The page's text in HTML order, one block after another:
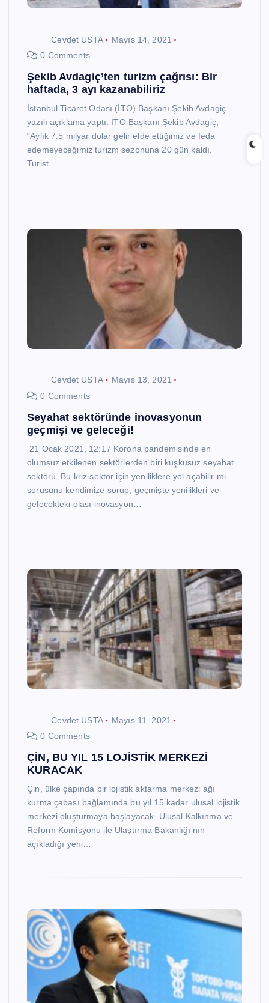
Cevdet USTA
Mayıs 14, 2021
0 Comments
Şekib Avdagiç’ten turizm çağrısı: Bir
haftada, 3 ayı kazanabiliriz
İstanbul Ticaret Odası (İTO) Başkanı Şekib Avdagiç
yazılı açıklama yaptı. İTO Başkanı Şekib Avdagiç,
“Aylık 7.5 milyar dolar gelir elde ettiğimiz ve feda
edemeyeceğimiz turizm sezonuna 20 gün kaldı.
Turist…
Cevdet USTA
Mayıs 13, 2021
0 Comments
Seyahat sektöründe inovasyonun
geçmişi ve geleceği!
21 Ocak 2021, 12:17 Korona pandemisinde en
olumsuz etkilenen sektörlerden biri kuşkusuz seyahat
sektörü. Bu kriz sektör için yeniliklere yol açabilir mi
sorusunu kendimize sorup, geçmişte yenilikleri ve
gelecekteki olası inovasyon…
Cevdet USTA
Mayıs 11, 2021
0 Comments
ÇİN, BU YIL 15 LOJİSTİK MERKEZİ
KURACAK
Çin, ülke çapında bir lojistik aktarma merkezi ağı
kurma çabası bağlamında bu yıl 15 kadar ulusal lojistik
merkezi oluşturmaya başlayacak. Ulusal Kalkınma ve
Reform Komisyonu ile Ulaştırma Bakanlığı’nın
açıkladığı yeni…